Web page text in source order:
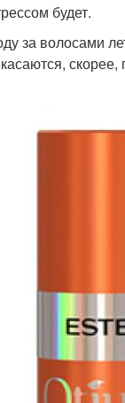
будет.
за волосами
скорее,